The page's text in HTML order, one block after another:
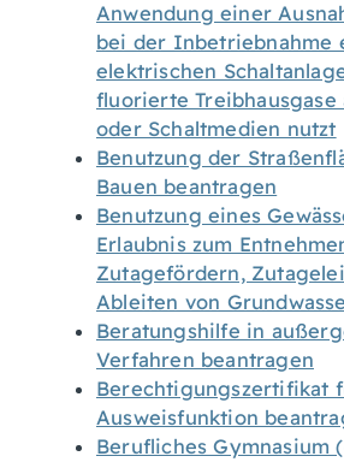
Anwendung einer
bei der Inbetriebnahme
elektrischen
fluorierte
oder Schaltmedien nutzt
Benutzung der
Bauen beantragen
Benutzung eines
Erlaubnis zum
Zutagefördern,
Ableiten von
Beratungshilfe in
Verfahren beantragen
Berechtigungszertifikat
Ausweisfunktion
Berufliches Gymnasium